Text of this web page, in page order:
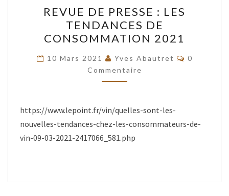
UN
RÉEL
POTENTIEL
»
?
DE
PRESSE
:
LES
TENDANCES
DE
2021
REVUE DE PRESSE : LES
TENDANCES DE
CONSOMMATION 2021
10 Mars 2021 Yves Abautret
0
Commentaire
https://www.lepoint.fr/vin/quelles-sont-les-
nouvelles-tendances-chez-les-consommateurs-de-
vin-09-03-2021-2417066_581.php